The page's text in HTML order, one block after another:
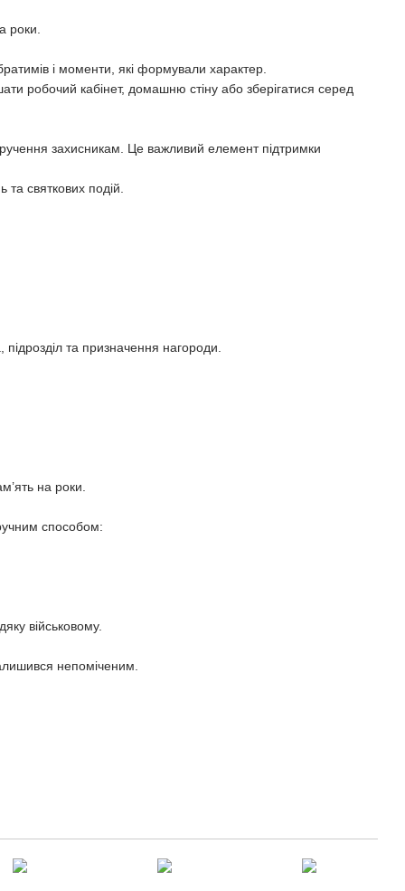
роки.
і моменти, які формували характер.
робочий кабінет, домашню стіну або зберігатися серед
захисникам. Це важливий елемент підтримки
та святкових подій.
та призначення нагороди.
на роки.
способом:
військовому.
непоміченим.